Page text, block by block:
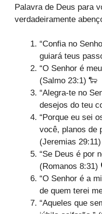
Palavra de Deus para
verdadeiramente
“Confia no
guiará teus
“O Senhor é
(Salmo 23:1) 🐑
“Alegra-te no
desejos do teu
“Porque eu sei
você, planos de
(Jeremias
“Se Deus é por
(Romanos 8:31)
“O Senhor é a
de quem terei
“Aqueles que